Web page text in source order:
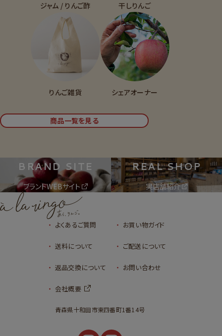
ジャム / りんご酢
干しりんご
りんご雑貨 シェアオーナー
商品一覧を見る
BRAND SITE
ブランドWEBサイト
REAL SHOP
実店舗紹介
よくあるご質問 お買い物ガイド
送料について ご配送について
返品交換について お問い合わせ
会社概要
青森県十和田市東四番町1番14号